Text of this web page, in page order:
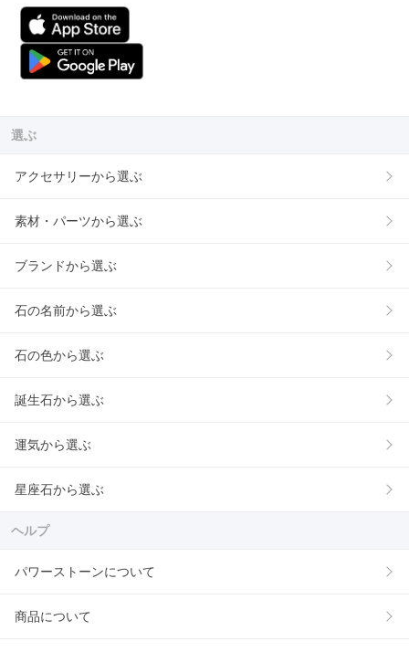
選ぶ
アクセサリーから選ぶ
素材・パーツから選ぶ
ブランドから選ぶ
石の名前から選ぶ
石の色から選ぶ
誕生石から選ぶ
運気から選ぶ
星座石から選ぶ
ヘルプ
パワーストーンについて
商品について